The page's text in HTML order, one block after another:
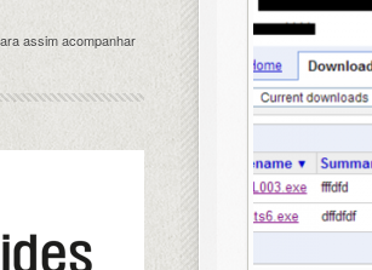
assim acompanhar